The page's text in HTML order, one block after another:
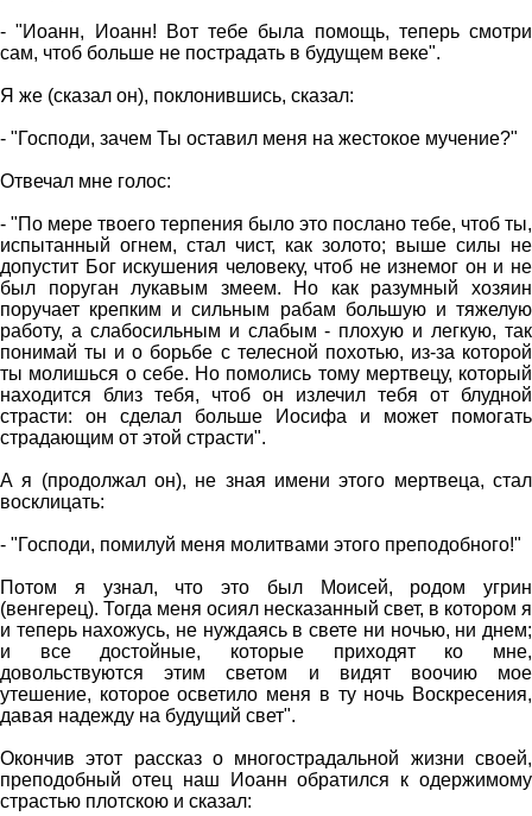
- "Иоанн, Иоанн! Вот тебе была помощь, теперь смотри
сам, чтоб больше не пострадать в будущем веке".
Я же (сказал он), поклонившись, сказал:
- "Господи, зачем Ты оставил меня на жестокое мучение?"
Отвечал мне голос:
- "По мере твоего терпения было это послано тебе, чтоб ты,
испытанный огнем, стал чист, как золото; выше силы не
допустит Бог искушения человеку, чтоб не изнемог он и не
был поруган лукавым змеем. Но как разумный хозяин
поручает крепким и сильным рабам большую и тяжелую
работу, а слабосильным и слабым - плохую и легкую, так
понимай ты и о борьбе с телесной похотью, из-за которой
ты молишься о себе. Но помолись тому мертвецу, который
находится близ тебя, чтоб он излечил тебя от блудной
страсти: он сделал больше Иосифа и может помогать
страдающим от этой страсти".
А я (продолжал он), не зная имени этого мертвеца, стал
восклицать:
- "Господи, помилуй меня молитвами этого преподобного!"
Потом я узнал, что это был Моисей, родом угрин
(венгерец). Тогда меня осиял несказанный свет, в котором я
и теперь нахожусь, не нуждаясь в свете ни ночью, ни днем;
и все достойные, которые приходят ко мне,
довольствуются этим светом и видят воочию мое
утешение, которое осветило меня в ту ночь Воскресения,
давая надежду на будущий свет".
Окончив этот рассказ о многострадальной жизни своей,
преподобный отец наш Иоанн обратился к одержимому
страстью плотскою и сказал: